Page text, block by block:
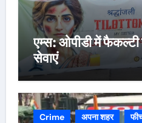
एम्स: ओपीडी में फैकल्टी
सेवाएं
Crime अपना शहर